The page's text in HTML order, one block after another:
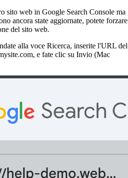
sito web in Google Search Console ma
ancora state aggiornate, potete forzare
del sito web.
alla voce Ricerca, inserite l'URL del
e fate clic su Invio (Mac